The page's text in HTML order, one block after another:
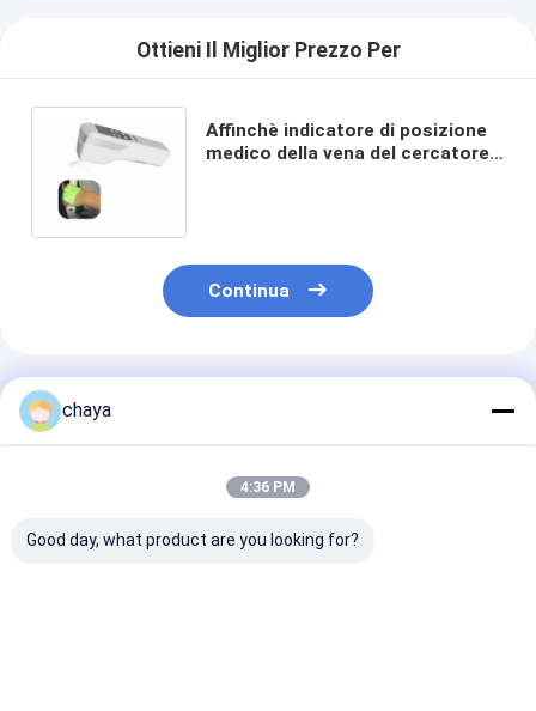
Ottieni Il Miglior Prezzo Per
Affinchè indicatore di posizione
medico della vena del cercatore
Continua
Prodotti Raccomandati
chaya
4:36 PM
Good day, what product are you looking for?